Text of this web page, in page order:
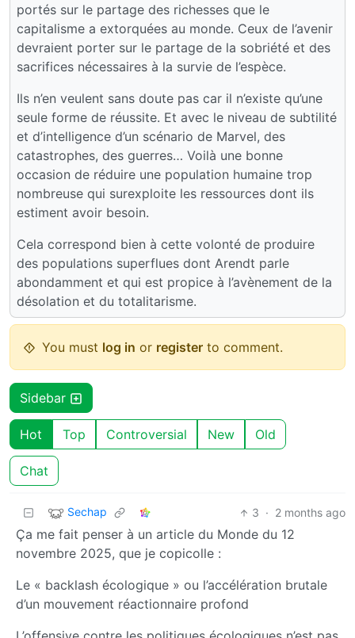
portés sur le partage des richesses que le
capitalisme a extorquées au monde. Ceux de l’avenir
devraient porter sur le partage de la sobriété et des
sacrifices nécessaires à la survie de l’espèce.
Ils n’en veulent sans doute pas car il n’existe qu’une
seule forme de réussite. Et avec le niveau de subtilité
et d’intelligence d’un scénario de Marvel, des
catastrophes, des guerres… Voilà une bonne
occasion de réduire une population humaine trop
nombreuse qui surexploite les ressources dont ils
estiment avoir besoin.
Cela correspond bien à cette volonté de produire
des populations superflues dont Arendt parle
abondamment et qui est propice à l’avènement de la
désolation et du totalitarisme.
You must log in or register to comment.
Sidebar
Hot Top Controversial New Old
Chat
Sechap 3 · 2 months ago
Ça me fait penser à un article du Monde du 12
novembre 2025, que je copicolle :
Le « backlash écologique » ou l’accélération brutale
d’un mouvement réactionnaire profond